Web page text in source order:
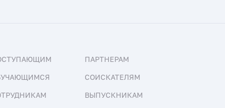
ПАРТНЕРАМ
СОИСКАТЕЛЯМ
ВЫПУСКНИКАМ